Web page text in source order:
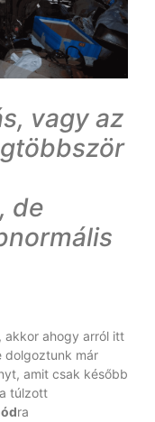
vagy az
de
, akkor ahogy arról itt
dolgoztunk már
amit csak később
túlzott
ra